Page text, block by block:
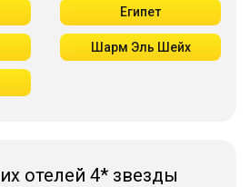
Египет
Шарм Эль Шейх
отелей 4* звезды